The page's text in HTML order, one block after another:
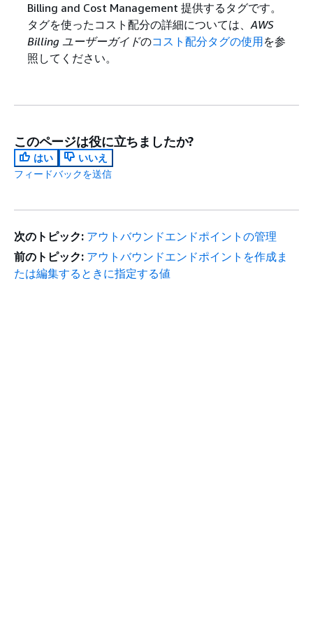
Billing and Cost Management 提供するタグです。
タグを使ったコスト配分の詳細については、AWS
Billing ユーザーガイドのコスト配分タグの使用を参
照してください。
このページは役に立ちましたか?
はい
いいえ
フィードバックを送信
次のトピック: アウトバウンドエンドポイントの管理
前のトピック: アウトバウンドエンドポイントを作成ま
たは編集するときに指定する値